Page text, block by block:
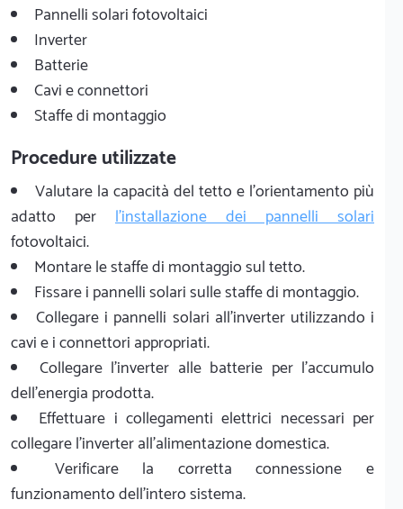
Pannelli solari fotovoltaici
Inverter
Batterie
Cavi e connettori
Staffe di montaggio
Procedure utilizzate
Valutare la capacità del tetto e l'orientamento più
adatto per l'installazione dei pannelli solari
fotovoltaici.
Montare le staffe di montaggio sul tetto.
Fissare i pannelli solari sulle staffe di montaggio.
Collegare i pannelli solari all'inverter utilizzando i
cavi e i connettori appropriati.
Collegare l'inverter alle batterie per l'accumulo
dell'energia prodotta.
Effettuare i collegamenti elettrici necessari per
collegare l'inverter all'alimentazione domestica.
Verificare la corretta connessione e
funzionamento dell'intero sistema.